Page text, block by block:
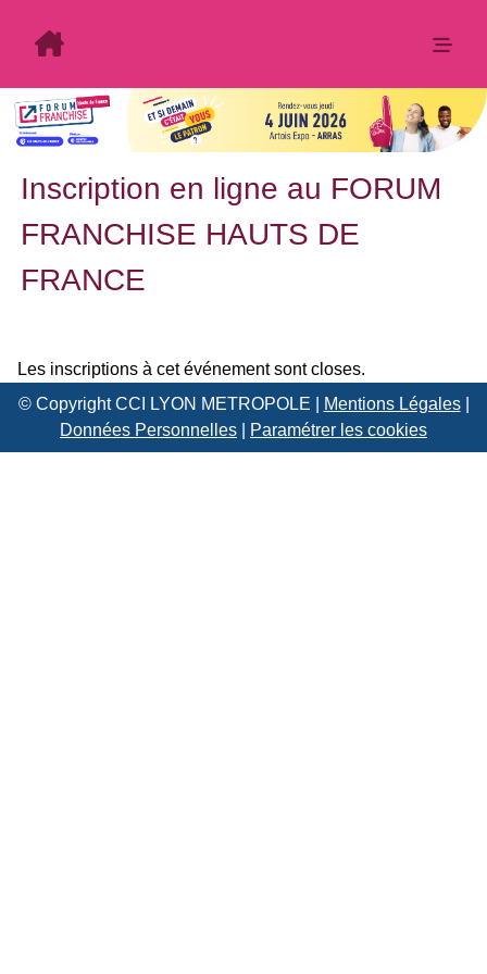
Inscription en ligne au FORUM
FRANCHISE HAUTS DE
FRANCE
Les inscriptions à cet événement sont closes.
© Copyright CCI LYON METROPOLE |
Mentions Légales|
Données Personnelles
Paramétrer les cookies